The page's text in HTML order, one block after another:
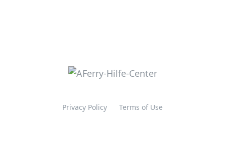
Privacy Policy Terms of Use